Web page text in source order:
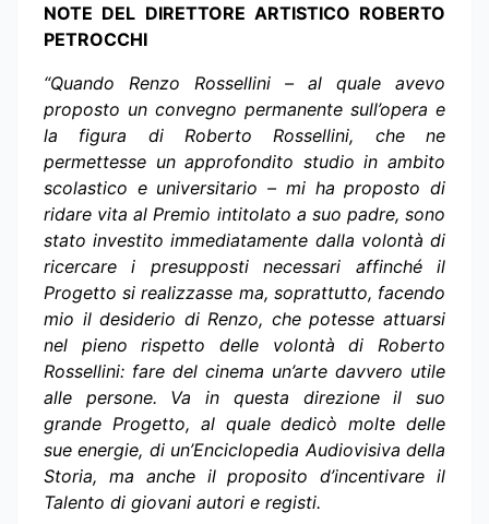
NOTE DEL DIRETTORE ARTISTICO ROBERTO
PETROCCHI
“Quando Renzo Rossellini – al quale avevo
proposto un convegno permanente sull’opera e
la figura di Roberto Rossellini, che ne
permettesse un approfondito studio in ambito
scolastico e universitario – mi ha proposto di
ridare vita al Premio intitolato a suo padre, sono
stato investito immediatamente dalla volontà di
ricercare i presupposti necessari affinché il
Progetto si realizzasse ma, soprattutto, facendo
mio il desiderio di Renzo, che potesse attuarsi
nel pieno rispetto delle volontà di Roberto
Rossellini: fare del cinema un’arte davvero utile
alle persone. Va in questa direzione il suo
grande Progetto, al quale dedicò molte delle
sue energie, di un’Enciclopedia Audiovisiva della
Storia, ma anche il proposito d’incentivare il
Talento di giovani autori e registi.